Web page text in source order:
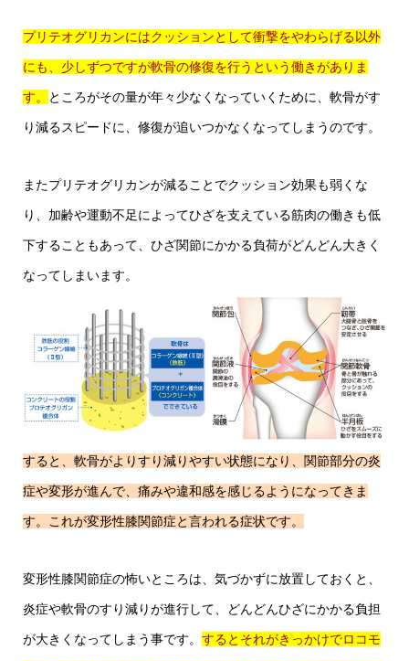
プリテオグリカンにはクッションとして衝撃をやわらげる以外
にも、少しずつですが軟骨の修復を行うという働きがありま
す。 ところがその量が年々少なくなっていくために、軟骨がす
り減るスピードに、修復が追いつかなくなってしまうのです。
またプリテオグリカンが減ることでクッション効果も弱くな
り、加齢や運動不足によってひざを支えている筋肉の働きも低
下することもあって、ひざ関節にかかる負荷がどんどん大きく
なってしまいます。
すると、軟骨がよりすり減りやすい状態になり、関節部分の炎
症や変形が進んで、痛みや違和感を感じるようになってきま
す。これが変形性膝関節症と言われる症状です。
変形性膝関節症の怖いところは、気づかずに放置しておくと、
炎症や軟骨のすり減りが進行して、どんどんひざにかかる負担
が大きくなってしまう事です。 するとそれがきっかけでロコモ